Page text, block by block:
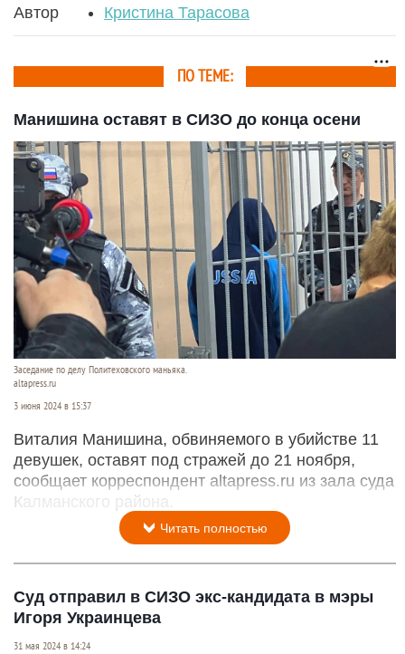
Автор Кристина Тарасова
ПО ТЕМЕ:
Манишина оставят в СИЗО до конца осени
Заседание по делу Политеховского маньяка.
altapress.ru
3 июня 2024 в 15:37
Виталия Манишина, обвиняемого в убийстве 11
девушек, оставят под стражей до 21 ноября,
сообщает корреспондент altapress.ru из зала суда
Калманского района.
Читать полностью
Суд отправил в СИЗО экс-кандидата в мэры
Игоря Украинцева
31 мая 2024 в 14:24